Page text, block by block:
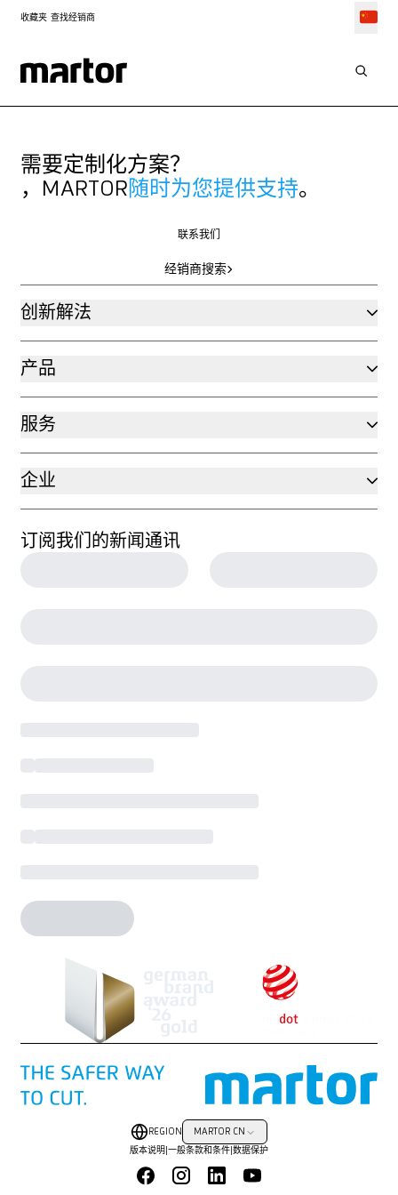
收藏夹 查找经销商
需要定制化方案？
，MARTOR 随时为您提供支持。
联系我们
经销商搜索
创新解法
产品
服务
企业
订阅我们的新闻通讯
REGION MARTOR CN
版本说明 一般条款和条件 数据保护